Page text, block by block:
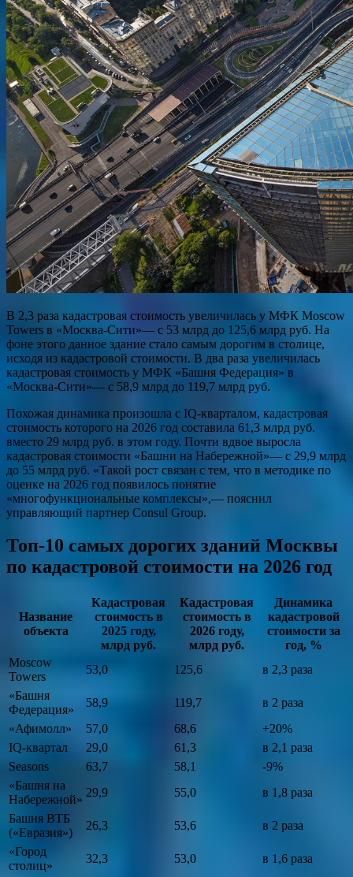
В 2,3 раза кадастровая стоимость увеличилась у МФК Moscow
Towers в «Москва-Сити»— с 53 млрд до 125,6 млрд руб. На
фоне этого данное здание стало самым дорогим в столице,
исходя из кадастровой стоимости. В два раза увеличилась
кадастровая стоимость у МФК «Башня Федерация» в
«Москва-Сити»— с 58,9 млрд до 119,7 млрд руб.
Похожая динамика произошла с IQ-кварталом, кадастровая
стоимость которого на 2026 год составила 61,3 млрд руб.
вместо 29 млрд руб. в этом году. Почти вдвое выросла
кадастровая стоимости «Башни на Набережной»— с 29,9 млрд
до 55 млрд руб. «Такой рост связан с тем, что в методике по
оценке на 2026 год появилось понятие
«многофункциональные комплексы»,— пояснил
управляющий партнер Consul Group.
Топ-10 самых дорогих зданий Москвы
по кадастровой стоимости на 2026 год
Название
объекта
Кадастровая
стоимость в
2025 году,
млрд руб.
Кадастровая
стоимость в
2026 году,
млрд руб.
Динамика
кадастровой
стоимости за
год, %
Moscow
Towers
53,0 125,6
в 2,3 раза
«Башня
Федерация»
58,9 119,7
в 2 раза
«Афимолл»
57,0 68,6
+20%
IQ-квартал
29,0 61,3
в 2,1 раза
Seasons
63,7 58,1
-9%
«Башня на
Набережной»
29,9 55,0
в 1,8 раза
Башня ВТБ
(«Евразия»)
26,3 53,6
в 2 раза
«Город
столиц»
32,3 53,0
в 1,6 раза